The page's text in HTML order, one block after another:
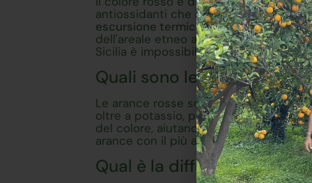
antiossidanti che il frutto produce
escursione termica tra giorno e notte.
dell'areale etneo a innescare questo
Sicilia è impossibile da riprodurre in
Quali sono le proprietà e i
Le arance rosse sono ricche di
oltre a potassio, pectina e vitamine
del colore, aiutano a contrastare i
arance con il più alto contenuto di
Qual è la differenza tra